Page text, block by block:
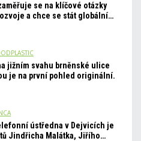
zaměřuje se na klíčové otázky
a chce se stát globální…
jižním svahu brněnské ulice
je na první pohled originální.
ústředna v Dejvicích je
Jindřicha Malátka, Jiřího…